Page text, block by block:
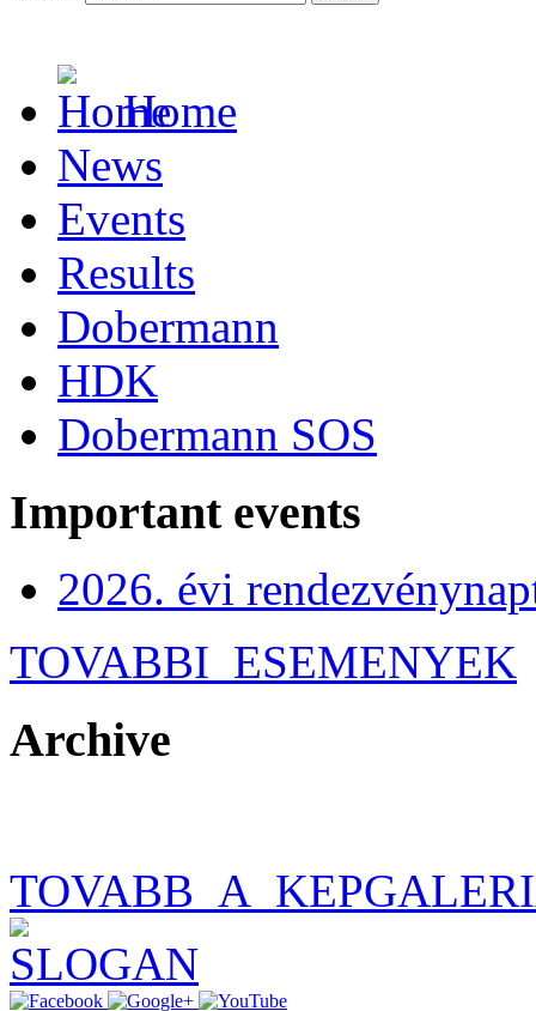
Home
News
Events
Results
Dobermann
HDK
Dobermann SOS
Important events
2026. évi
TOVABBI_ESEMENYEK
Archive